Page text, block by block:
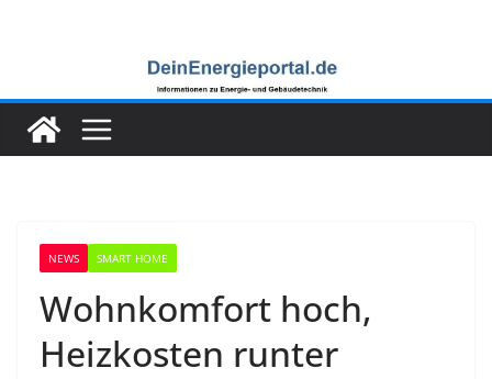
NEWS SMART HOME
Wohnkomfort hoch,
Heizkosten runter